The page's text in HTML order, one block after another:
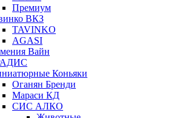
Премиум
ВКЗ
TAVINKO
AGASI
Вайн
Коньяки
Оганян Бренди
Мараси КД
СИС АЛКО